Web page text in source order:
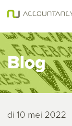
Blog
di 10 mei 2022